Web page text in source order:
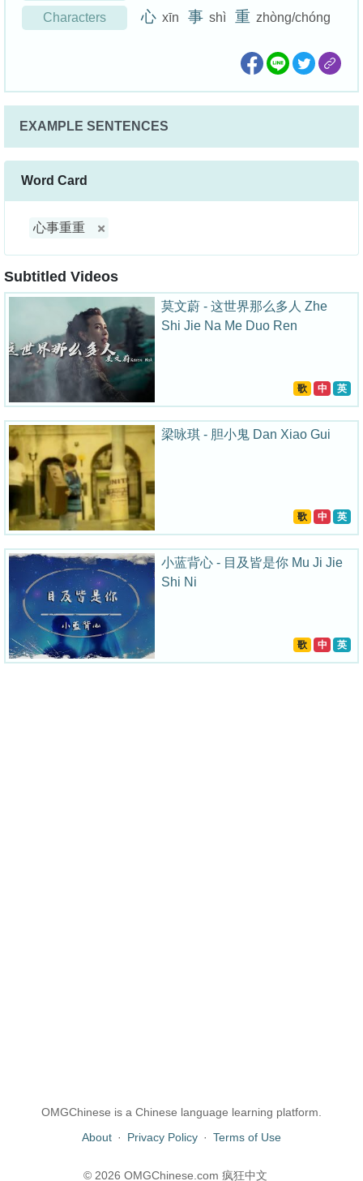
Characters 心 xīn 事 shì 重 zhòng/chóng
EXAMPLE SENTENCES
Word Card
心事重重
Subtitled Videos
莫文蔚 - 这世界那么多人 Zhe
Shi Jie Na Me Duo Ren
歌 中 英
梁咏琪 - 胆小鬼 Dan Xiao Gui
歌 中 英
小蓝背心 - 目及皆是你 Mu Ji Jie
Shi Ni
歌 中 英
OMGChinese is a Chinese language learning platform.
About · Privacy Policy · Terms of Use
© 2026 OMGChinese.com 疯狂中文